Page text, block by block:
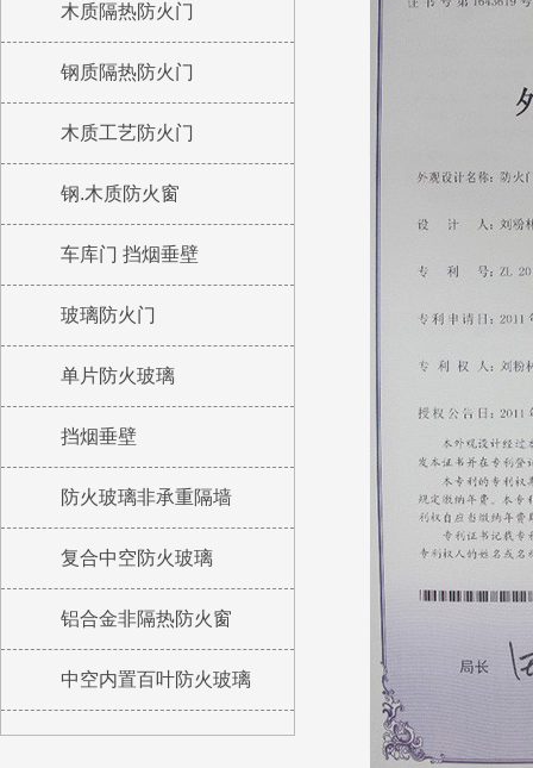
木质隔热防火门
钢质隔热防火门
木质工艺防火门
钢.木质防火窗
车库门 挡烟垂壁
玻璃防火门
单片防火玻璃
挡烟垂壁
防火玻璃非承重隔墙
复合中空防火玻璃
铝合金非隔热防火窗
中空内置百叶防火玻璃